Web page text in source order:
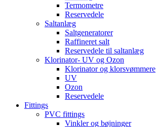
Termometre
Reservedele
Saltanlæg
Saltgeneratorer
Raffineret salt
Reservedele til saltanlæg
Klorinator- UV og Ozon
Klorinator og klorsvømmere
UV
Ozon
Reservedele
Fittings
PVC fittings
Vinkler og bøjninger